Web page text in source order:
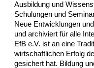
Ausbildung und
Schulungen und
Neue Entwicklungen
und archiviert für alle
EfB e.V. ist an eine
wirtschaftlichen Erfolg
gesichert hat. Bildung